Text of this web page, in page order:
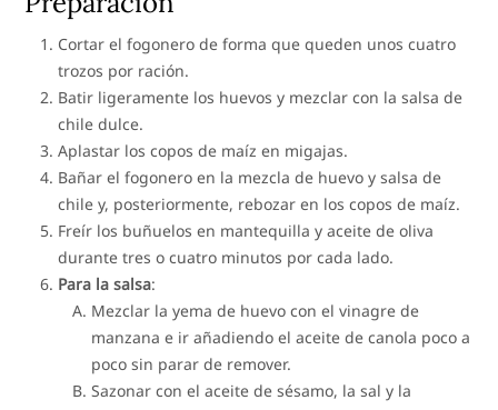
Cortar el fogonero de forma que queden unos cuatro
trozos por ración.
Batir ligeramente los huevos y mezclar con la salsa de
chile dulce.
Aplastar los copos de maíz en migajas.
Bañar el fogonero en la mezcla de huevo y salsa de
chile y, posteriormente, rebozar en los copos de maíz.
Freír los buñuelos en mantequilla y aceite de oliva
durante tres o cuatro minutos por cada lado.
Para la salsa:
Mezclar la yema de huevo con el vinagre de
manzana e ir añadiendo el aceite de canola poco a
poco sin parar de remover.
Sazonar con el aceite de sésamo, la sal y la